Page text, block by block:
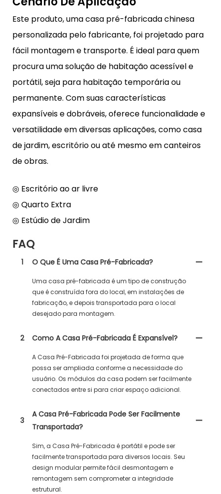
Este produto, uma casa pré-fabricada chinesa
personalizada pelo fabricante, foi projetado para
fácil montagem e transporte. É ideal para quem
procura uma solução de habitação acessível e
portátil, seja para habitação temporária ou
permanente. Com suas características
expansíveis e dobráveis, oferece funcionalidade e
versatilidade em diversas aplicações, como casa
de jardim, escritório ou até mesmo em canteiros
de obras.
◎ Escritório ao ar livre
◎ Quarto Extra
◎ Estúdio de Jardim
FAQ
1 O Que É Uma Casa Pré-Fabricada?
Uma casa pré-fabricada é um tipo de construção
que é construída fora do local, em instalações de
fabricação, e depois transportada para o local
desejado para montagem.
2 Como A Casa Pré-Fabricada É Expansível?
A Casa Pré-Fabricada foi projetada de forma que
possa ser ampliada conforme a necessidade do
usuário. Os módulos da casa podem ser facilmente
conectados entre si para criar espaço adicional.
3
A Casa Pré-Fabricada Pode Ser Facilmente
Transportada?
Sim, a Casa Pré-Fabricada é portátil e pode ser
facilmente transportada para diversos locais. Seu
design modular permite fácil desmontagem e
remontagem sem comprometer a integridade
estrutural.